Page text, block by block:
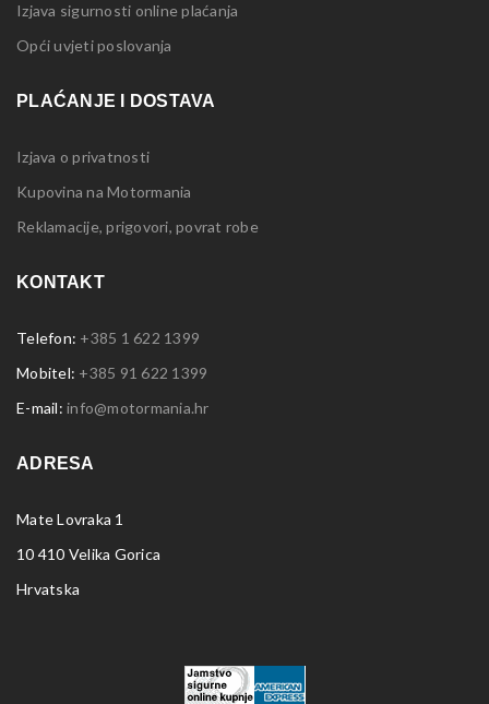
Izjava sigurnosti online plaćanja
Opći uvjeti poslovanja
PLAĆANJE I DOSTAVA
Izjava o privatnosti
Kupovina na Motormania
Reklamacije, prigovori, povrat robe
KONTAKT
Telefon: +385 1 622 1399
Mobitel: +385 91 622 1399
E-mail: info@motormania.hr
ADRESA
Mate Lovraka 1
10 410 Velika Gorica
Hrvatska